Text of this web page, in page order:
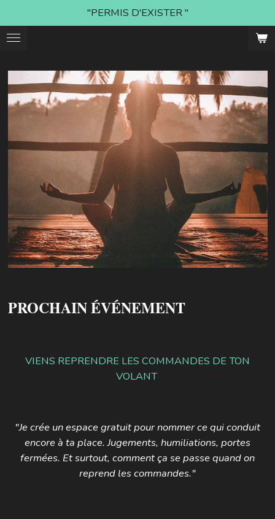
au
contenu
"PERMIS D'EXISTER "
PROCHAIN ÉVÉNEMENT
VIENS REPRENDRE LES COMMANDES DE TON
VOLANT
"Je crée un espace gratuit pour nommer ce qui conduit
encore à ta place. Jugements, humiliations, portes
fermées. Et surtout, comment ça se passe quand on
reprend les commandes."